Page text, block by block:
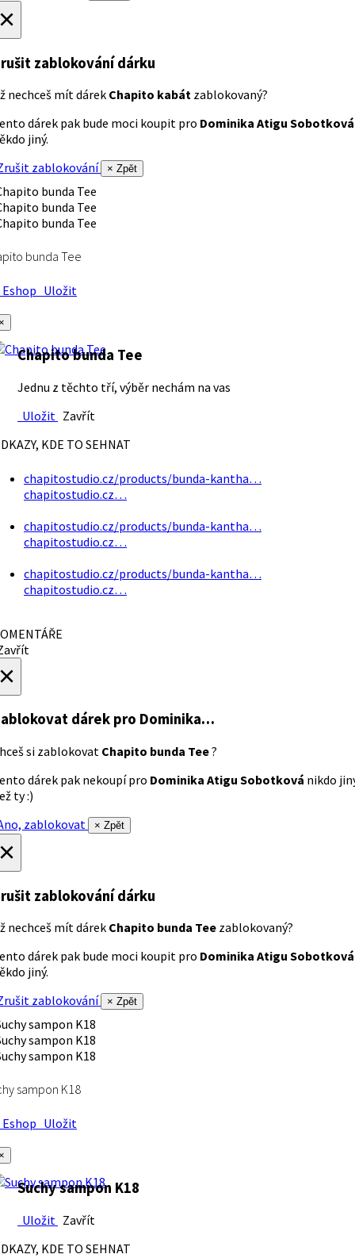
zablokování dárku
nechceš mít dárek Chapito kabát zablokovaný?
dárek pak bude moci koupit pro Dominika Atigu Sobotková
jiný.
zablokování
× Zpět
bunda Tee
Uložit
Chapito bunda Tee
Jednu z těchto tří, výběr nechám na vas
Uložit Zavřít
KDE TO SEHNAT
chapitostudio.cz/products/bunda-kantha…
chapitostudio.cz…
chapitostudio.cz/products/bunda-kantha…
chapitostudio.cz…
chapitostudio.cz/products/bunda-kantha…
chapitostudio.cz…
dárek pro Dominika…
si zablokovat Chapito bunda Tee?
dárek pak nekoupí pro Dominika Atigu Sobotková nikdo
ty :)
zablokovat
× Zpět
zablokování dárku
nechceš mít dárek Chapito bunda Tee zablokovaný?
dárek pak bude moci koupit pro Dominika Atigu Sobotková
jiný.
zablokování
× Zpět
sampon K18
Uložit
Suchy sampon K18
Uložit Zavřít
KDE TO SEHNAT